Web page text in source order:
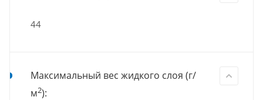
44
Максимальный вес жидкого слоя (г/
м2):